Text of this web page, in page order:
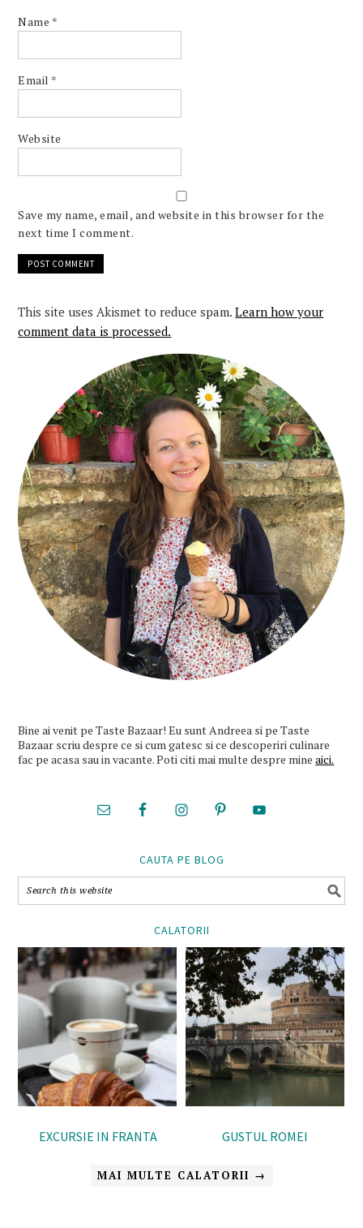
Name *
Email *
Website
Save my name, email, and website in this browser for the
next time I comment.
This site uses Akismet to reduce spam.Learn how your
comment data is processed.
Bine ai venit pe Taste Bazaar! Eu sunt Andreea si pe Taste
Bazaar scriu despre ce si cum gatesc si ce descoperiri culinare
fac pe acasa sau in vacante. Poti citi mai multe despre mineaici.
CAUTA PE BLOG
CALATORII
EXCURSIE IN FRANTA GUSTUL ROMEI
MAI MULTE CALATORII →